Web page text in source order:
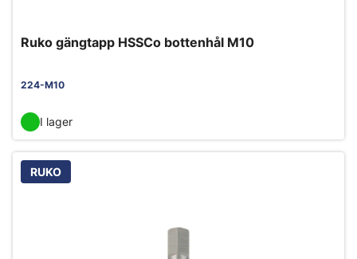
Ruko gängtapp HSSCo bottenhål M10
224-M10
I lager
RUKO